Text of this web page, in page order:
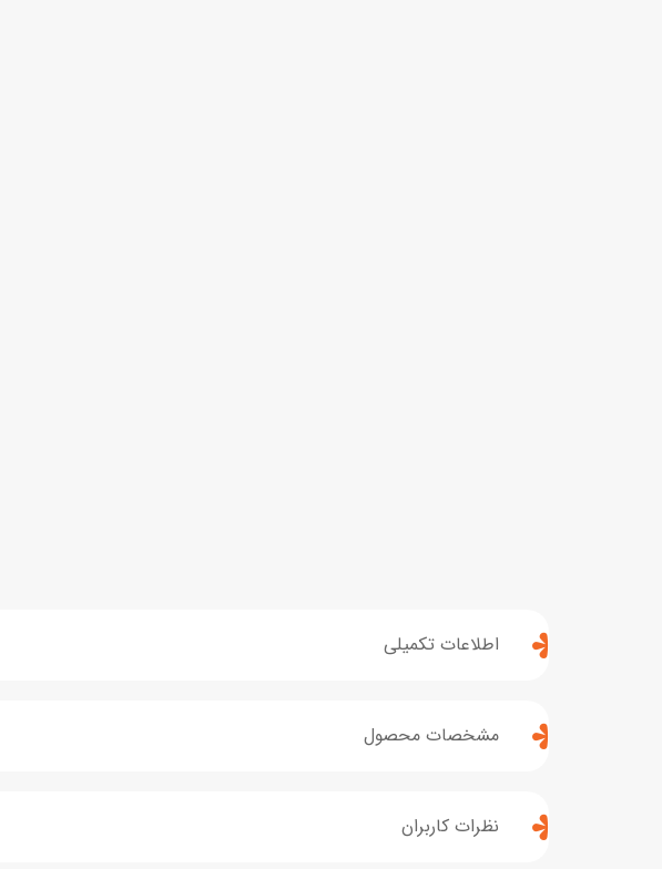
اطلاعات تکمیلی
مشخصات محصول
نظرات کاربران